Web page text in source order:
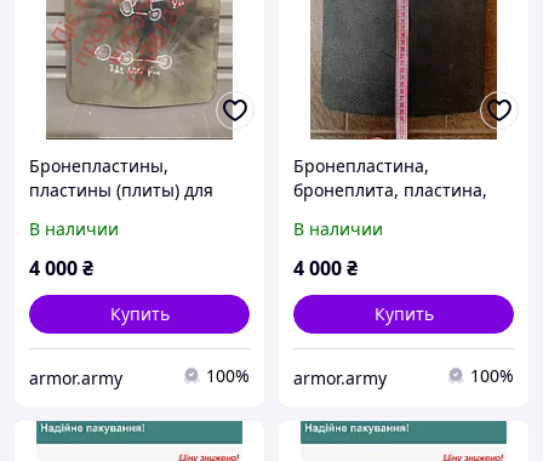
Бронепластины,
пластины (плиты) для
защиты, броня
В наличии
4 000₴
Купить
armor.army 100%
Бронепластина,
бронеплита, пластина,
класса защиты, броня.
Бронеплиты.
В наличии
4 000₴
Купить
armor.army 100%